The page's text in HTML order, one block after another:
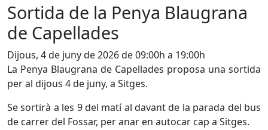
Sortida de la Penya Blaugrana
de Capellades
Dijous, 4 de juny de 2026 de 09:00h a 19:00h
La Penya Blaugrana de Capellades proposa una sortida
per al dijous 4 de juny, a Sitges.
Se sortirà a les 9 del matí al davant de la parada del bus
de carrer del Fossar, per anar en autocar cap a Sitges.